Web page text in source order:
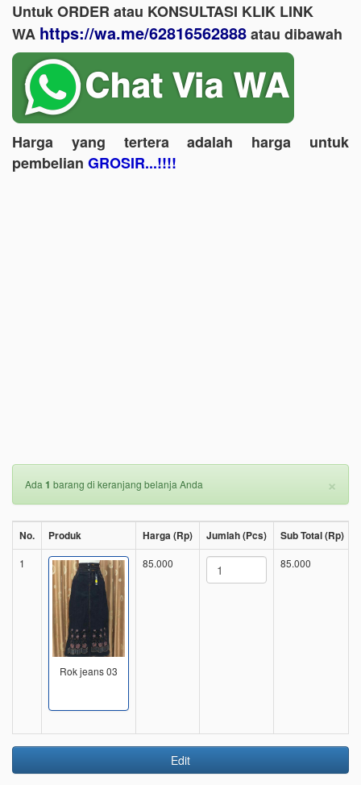
Untuk ORDER atau KONSULTASI KLIK LINK
WA https://wa.me/62816562888​ atau dibawah
Harga yang tertera adalah harga untuk
pembelian GROSIR...!!!!
×
Ada 1 barang di keranjang belanja Anda
No. Produk Harga (Rp) Jumlah (Pcs) Sub Total (Rp)
1
Rok jeans 03
85.000 85.000
Edit